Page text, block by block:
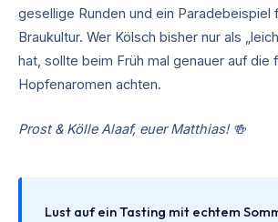
gesellige Runden und ein Paradebeispiel
Braukultur. Wer Kölsch bisher nur als
hat, sollte beim Früh mal genauer auf die
Hopfenaromen achten.
Prost & Kölle Alaaf, euer Matthias! 🍻
Lust auf ein Tasting mit echtem